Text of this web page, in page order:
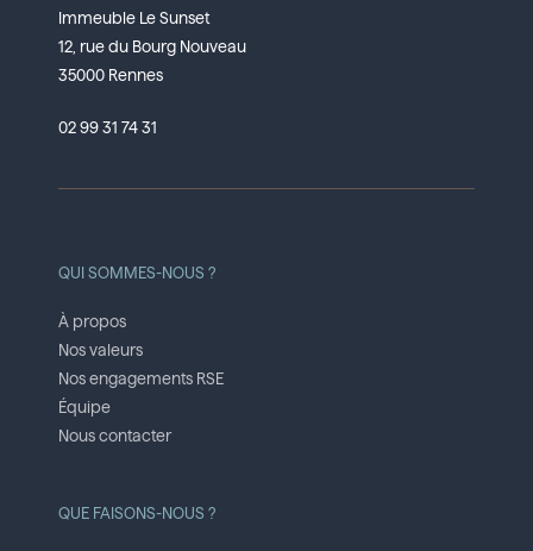
Immeuble Le Sunset
12, rue du Bourg Nouveau
35000 Rennes
02 99 31 74 31
QUI SOMMES-NOUS ?
À propos
Nos valeurs
Nos engagements RSE
Équipe
Nous contacter
QUE FAISONS-NOUS ?